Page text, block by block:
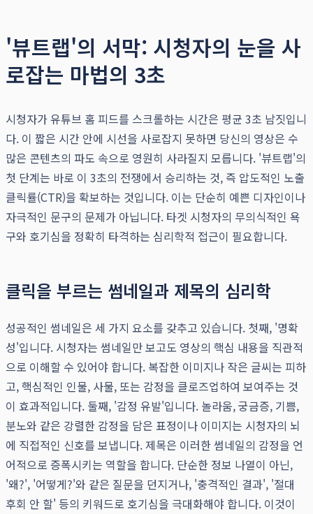
'뷰트랩'의 서막: 시청자의 눈을 사
로잡는 마법의 3초
시청자가 유튜브 홈 피드를 스크롤하는 시간은 평균 3초 남짓입니
다. 이 짧은 시간 안에 시선을 사로잡지 못하면 당신의 영상은 수
많은 콘텐츠의 파도 속으로 영원히 사라질지 모릅니다. '뷰트랩'의
첫 단계는 바로 이 3초의 전쟁에서 승리하는 것, 즉 압도적인 노출
클릭률(CTR)을 확보하는 것입니다. 이는 단순히 예쁜 디자인이나
자극적인 문구의 문제가 아닙니다. 타겟 시청자의 무의식적인 욕
구와 호기심을 정확히 타격하는 심리학적 접근이 필요합니다.
클릭을 부르는 썸네일과 제목의 심리학
성공적인 썸네일은 세 가지 요소를 갖추고 있습니다. 첫째, '명확
성'입니다. 시청자는 썸네일만 보고도 영상의 핵심 내용을 직관적
으로 이해할 수 있어야 합니다. 복잡한 이미지나 작은 글씨는 피하
고, 핵심적인 인물, 사물, 또는 감정을 클로즈업하여 보여주는 것
이 효과적입니다. 둘째, '감정 유발'입니다. 놀라움, 궁금증, 기쁨,
분노와 같은 강렬한 감정을 담은 표정이나 이미지는 시청자의 뇌
에 직접적인 신호를 보냅니다. 제목은 이러한 썸네일의 감정을 언
어적으로 증폭시키는 역할을 합니다. 단순한 정보 나열이 아닌,
'왜?', '어떻게?'와 같은 질문을 던지거나, '충격적인 결과', '절대
후회 안 할' 등의 키워드로 호기심을 극대화해야 합니다. 이것이